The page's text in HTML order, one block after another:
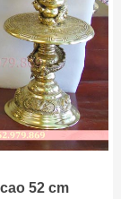
52 cm